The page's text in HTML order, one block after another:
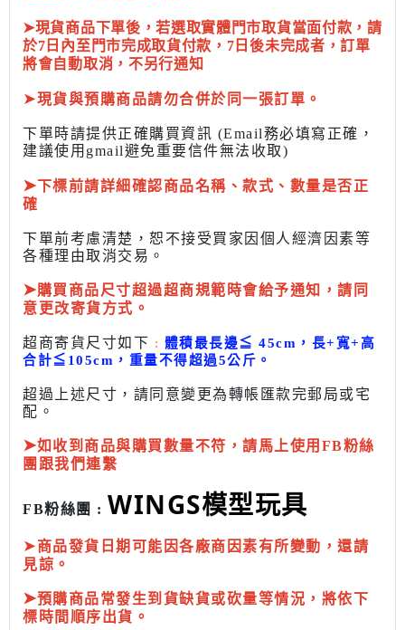
➤現貨商品下單後，若選取實體門市取貨當面付款，請
於7日內至門市完成取貨付款，7日後未完成者，訂單
將會自動取消，不另行通知
➤現貨與預購商品請勿合併於同一張訂單。
下單時請提供正確購買資訊 (Email務必填寫正確，
建議使用gmail避免重要信件無法收取)
➤下標前請詳細確認商品名稱、款式、數量是否正
確
下單前考慮清楚，恕不接受買家因個人經濟因素等
各種理由取消交易。
➤購買商品尺寸超過超商規範時會給予通知，請同
意更改寄貨方式。
超商寄貨尺寸如下 : 體積最長邊≦ 45cm，長+寬+高
合計≦ 105cm， 重量不得超過5公斤 。
超過上述尺寸，請同意變更為轉帳匯款完郵局或宅
配 。
➤如收到商品與購買數量不符，請馬上使用FB粉絲
團跟我們連繫
FB粉絲團 : WINGS模型玩具
➤商品發貨日期可能因各廠商因素有所變動，還請
見諒。
➤預購商品常發生到貨缺貨或砍量等情況，將依下
標時間順序出貨。